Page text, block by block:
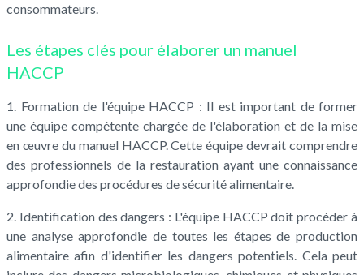
consommateurs.
Les étapes clés pour élaborer un manuel
HACCP
1. Formation de l'équipe HACCP : Il est important de former
une équipe compétente chargée de l'élaboration et de la mise
en œuvre du manuel HACCP. Cette équipe devrait comprendre
des professionnels de la restauration ayant une connaissance
approfondie des procédures de sécurité alimentaire.
2. Identification des dangers : L'équipe HACCP doit procéder à
une analyse approfondie de toutes les étapes de production
alimentaire afin d'identifier les dangers potentiels. Cela peut